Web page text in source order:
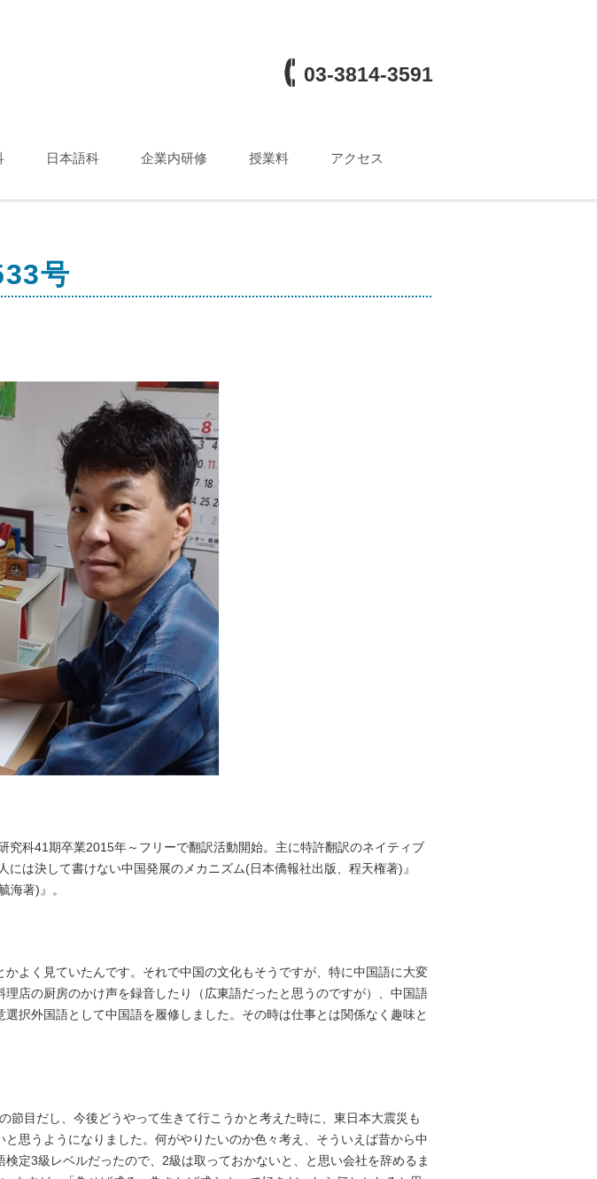
03-3814-3591
日本語科 企業内研修 授業料 アクセス
号
科41期卒業2015年～フリーで翻訳活動開始。主に特許翻訳のネイティブ
は決して書けない中国発展のメカニズム(日本僑報社出版、程天権著)』
海著)』。
よく見ていたんです。それで中国の文化もそうですが、特に中国語に大変
店の厨房のかけ声を録音したり（広東語だったと思うのですが）、中国語
択外国語として中国語を履修しました。その時は仕事とは関係なく趣味と
目だし、今後どうやって生きて行こうかと考えた時に、東日本大震災も
思うようになりました。何がやりたいのか色々考え、そういえば昔から中
定3級レベルだったので、2級は取っておかないと、と思い会社を辞めるま